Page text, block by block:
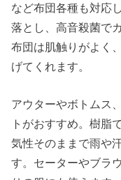
など布団各種も対応
落とし、高音殺菌で
布団は肌触りがよく
げてくれます。
アウターやボトムス
トがおすすめ。樹脂
気性そのままで雨や
す。セーターやブラ